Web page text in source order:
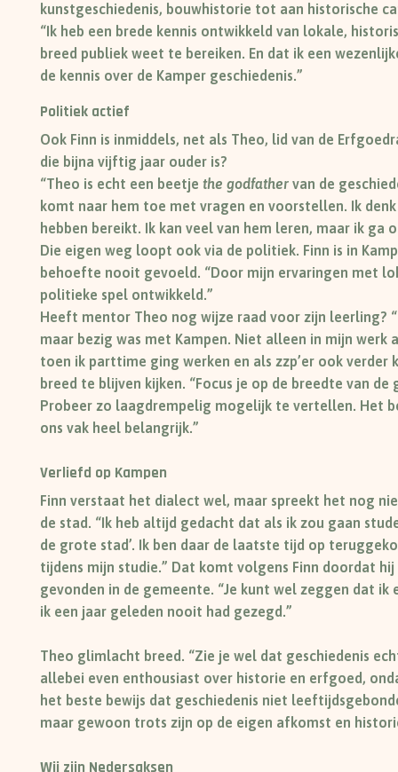
kunstgeschiedenis, bouwhistorie tot aan historische
“Ik heb een brede kennis ontwikkeld van lokale,
breed publiek weet te bereiken. En dat ik een
de kennis over de Kamper geschiedenis.”
Politiek actief
Ook Finn is inmiddels, net als Theo, lid van de
die bijna vijftig jaar ouder is?
“Theo is echt een beetje the godfather van de
komt naar hem toe met vragen en voorstellen. Ik
hebben bereikt. Ik kan veel van hem leren, maar ik ga
Die eigen weg loopt ook via de politiek. Finn is in
behoefte nooit gevoeld. “Door mijn ervaringen met
politieke spel ontwikkeld.”
Heeft mentor Theo nog wijze raad voor zijn leerling?
maar bezig was met Kampen. Niet alleen in mijn
toen ik parttime ging werken en als zzp’er ook verder
breed te blijven kijken. “Focus je op de breedte van
Probeer zo laagdrempelig mogelijk te vertellen. Het
ons vak heel belangrijk.”
Verliefd op Kampen
Finn verstaat het dialect wel, maar spreekt het nog
de stad. “Ik heb altijd gedacht dat als ik zou gaan
de grote stad’. Ik ben daar de laatste tijd op
tijdens mijn studie.” Dat komt volgens Finn doordat
gevonden in de gemeente. “Je kunt wel zeggen dat
ik een jaar geleden nooit had gezegd.”
Theo glimlacht breed. “Zie je wel dat geschiedenis
allebei even enthousiast over historie en erfgoed,
het beste bewijs dat geschiedenis niet
maar gewoon trots zijn op de eigen afkomst en
Wij zijn Nedersaksen